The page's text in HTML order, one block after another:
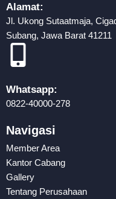
Alamat:
Jl. Ukong Sutaatmaja,
Subang, Jawa Barat 41211
Whatsapp:
0822-40000-278
Navigasi
Member Area
Kantor Cabang
Gallery
Tentang Perusahaan